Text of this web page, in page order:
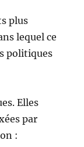
plus
lequel ce
politiques
Elles
par
: